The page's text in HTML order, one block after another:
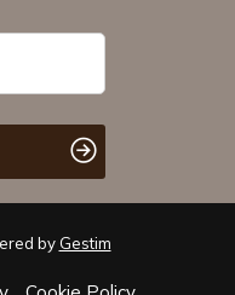
by Gestim